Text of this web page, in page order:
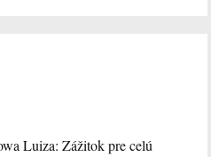
Luiza: Zážitok pre celú